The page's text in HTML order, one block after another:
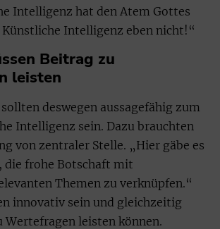
Intelligenz hat den Atem Gottes
Intelligenz eben nicht!“
Beitrag zu
leisten
deswegen aussagefähig zum
Intelligenz sein. Dazu brauchten
von zentraler Stelle. „Hier gäbe es
die frohe Botschaft mit
Themen zu verknüpfen.“
innovativ sein und gleichzeitig
Wertefragen leisten können.